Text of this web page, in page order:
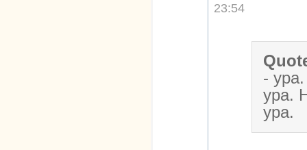
23:54
-
ура.
ура.